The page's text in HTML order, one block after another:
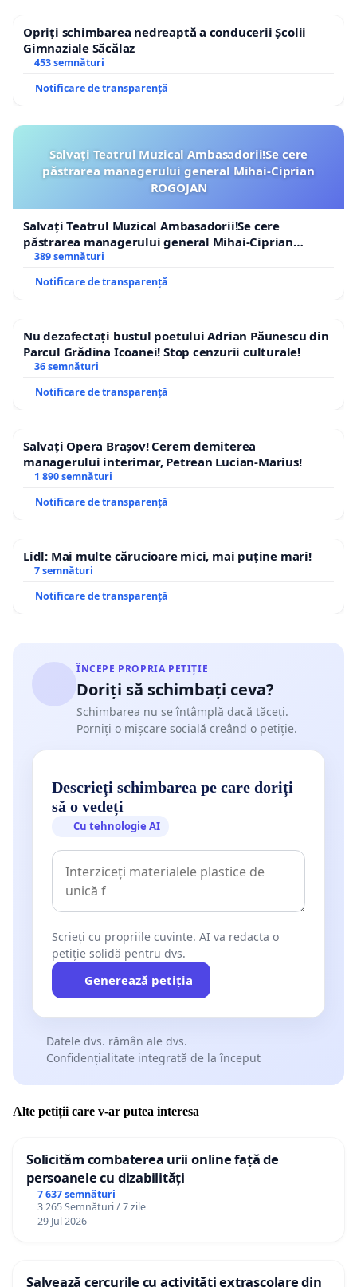
Opriți schimbarea nedreaptă a conducerii Școlii
Gimnaziale Săcălaz
453 semnături
Notificare de transparență
Salvați Teatrul Muzical Ambasadorii!Se cere
păstrarea managerului general Mihai-Ciprian
ROGOJAN
Salvați Teatrul Muzical Ambasadorii!Se cere
păstrarea managerului general Mihai-Ciprian
ROGOJAN
389 semnături
Notificare de transparență
Nu dezafectați bustul poetului Adrian Păunescu din
Parcul Grădina Icoanei! Stop cenzurii culturale!
36 semnături
Notificare de transparență
Salvați Opera Brașov! Cerem demiterea
managerului interimar, Petrean Lucian-Marius!
1 890 semnături
Notificare de transparență
Lidl: Mai multe cărucioare mici, mai puține mari!
7 semnături
Notificare de transparență
ÎNCEPE PROPRIA PETIȚIE
Doriți să schimbați ceva?
Schimbarea nu se întâmplă dacă tăceți.
Porniți o mișcare socială creând o petiție.
Descrieți schimbarea pe care doriți
să o vedeți
Cu tehnologie AI
Scrieți cu propriile cuvinte. AI va redacta o
petiție solidă pentru dvs.
Generează petiția
Datele dvs. rămân ale dvs.
Confidențialitate integrată de la început
Alte petiții care v-ar putea interesa
Solicităm combaterea urii online față de
persoanele cu dizabilități
7 637 semnături
3 265 Semnături / 7 zile
29 Jul 2026
Salvează cercurile cu activități extrașcolare din